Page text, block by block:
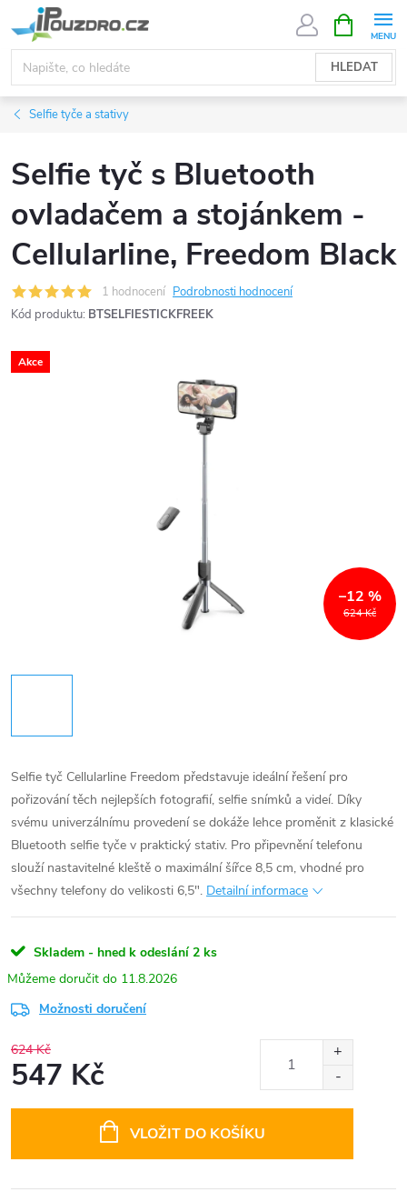
na
obsah
HLEDAT
NÁKUPNÍ
KOŠÍK
Selfie tyče a stativy
Selfie tyč s Bluetooth
ovladačem a stojánkem -
Cellularline, Freedom Black
1 hodnocení Podrobnosti hodnocení
Kód produktu: BTSELFIESTICKFREEK
Akce
624 Kč
–12 %
Selfie tyč Cellularline Freedom představuje ideální řešení pro
pořizování těch nejlepších fotografií, selfie snímků a videí. Díky
svému univerzálnímu provedení se dokáže lehce proměnit z klasické
Bluetooth selfie tyče v praktický stativ. Pro připevnění telefonu
slouží nastavitelné kleště o maximální šířce 8,5 cm, vhodné pro
všechny telefony do velikosti 6,5". Detailní informace
Skladem - hned k odeslání 2 ks
11.8.2026
Možnosti doručení
624 Kč
547 Kč
VLOŽIT DO KOŠÍKU